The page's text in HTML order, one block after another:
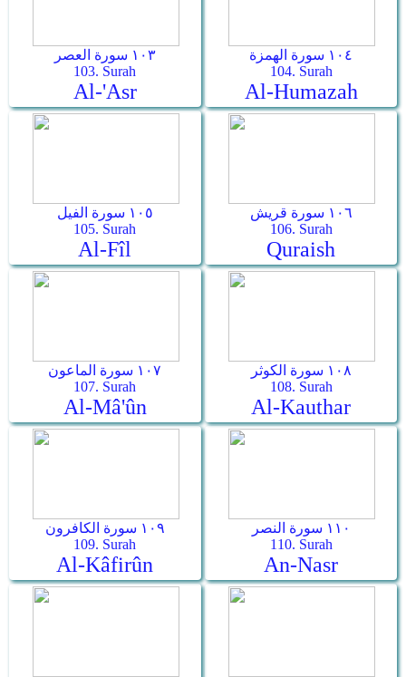
١٠٣ سورة العصر
103. Surah
Al-'Asr
١٠٤ سورة الهمزة
104. Surah
Al-Humazah
١٠٥ سورة الفيل
105. Surah
Al-Fîl
١٠٦ سورة قريش
106. Surah
Quraish
١٠٧ سورة الماعون
107. Surah
Al-Mâ'ûn
١٠٨ سورة الكوثر
108. Surah
Al-Kauthar
١٠٩ سورة الكافرون
109. Surah
Al-Kâfirûn
١١٠ سورة النصر
110. Surah
An-Nasr